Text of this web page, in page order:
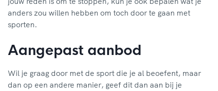
anders zou willen hebben om toch door te gaan met
sporten.
Aangepast aanbod
Wil je graag door met de sport die je al beoefent, maar
dan op een andere manier, geef dit dan aan bij je